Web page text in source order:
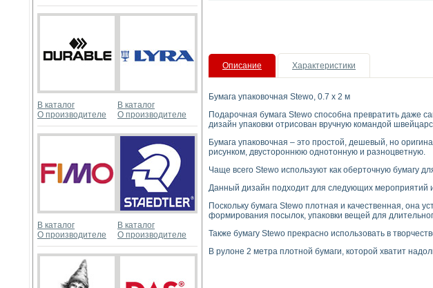
В каталог
О производителе
В каталог
О производителе
В каталог
О производителе
В каталог
О производителе
Описание Характеристики
Бумага упаковочная Stewo, 0.7 x 2 м
Подарочная бумага Stewo способна превратить даже
дизайн упаковки отрисован вручную командой
Бумага упаковочная – это простой, дешевый, но
рисунком, двустороннюю однотонную и разноцветную.
Чаще всего Stewo используют как оберточную бумагу
Данный дизайн подходит для следующих мероприятий
Поскольку бумага Stewo плотная и качественная, она
формирования посылок, упаковки вещей для
Также бумагу Stewo прекрасно использовать в
В рулоне 2 метра плотной бумаги, которой хватит